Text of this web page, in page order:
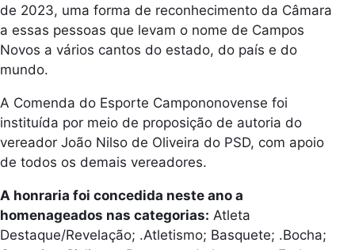
de 2023, uma forma de reconhecimento da Câmara
a essas pessoas que levam o nome de Campos
Novos a vários cantos do estado, do país e do
mundo.
A Comenda do Esporte Campononovense foi
instituída por meio de proposição de autoria do
vereador João Nilso de Oliveira do PSD, com apoio
de todos os demais vereadores.
A honraria foi concedida neste ano a
homenageados nas categorias: Atleta
Destaque/Revelação; .Atletismo; Basquete; .Bocha;